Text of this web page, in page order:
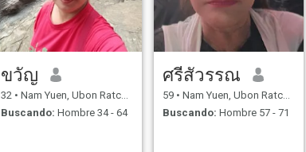
ขวัญ
32 • Nam Yuen, Ubon Ratchathani, Tailandia
Buscando: Hombre 34 - 64
ศรีสัวรรณ
59 • Nam Yuen, Ubon Ratchathani, Tailandia
Buscando: Hombre 57 - 71